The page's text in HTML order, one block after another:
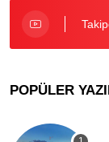
POPÜLER